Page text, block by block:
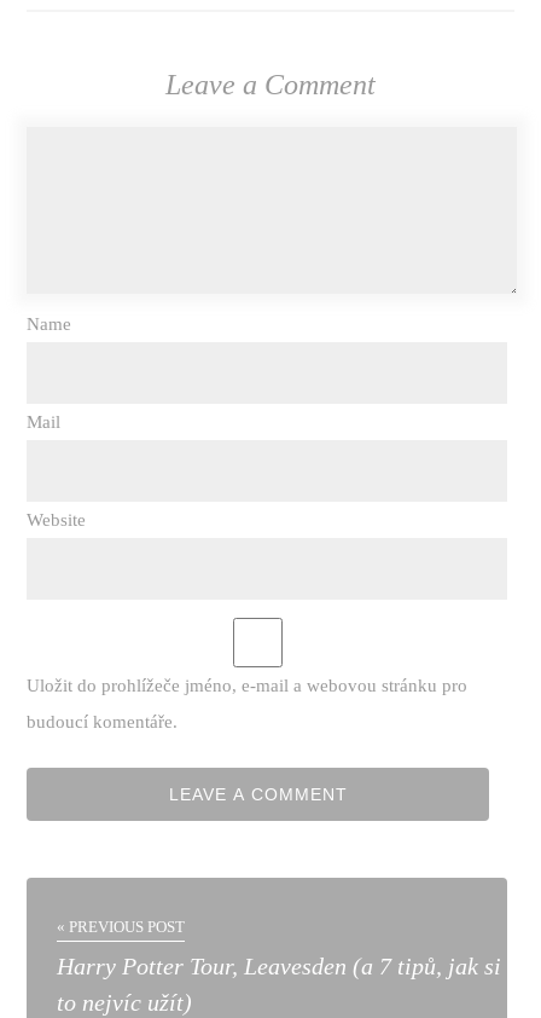
Leave a Comment
Name
Mail
Website
Uložit do prohlížeče jméno, e-mail a webovou stránku pro
budoucí komentáře.
« PREVIOUS POST
Harry Potter Tour, Leavesden (a 7 tipů, jak si
to nejvíc užít)